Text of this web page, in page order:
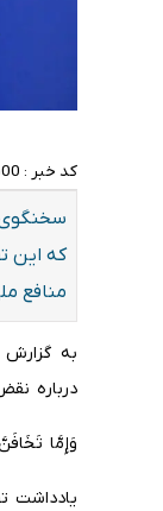
کد خبر :
سخنگوی
که این
منافع
به گزارش
درباره
وَإِمَّا
یادداشت